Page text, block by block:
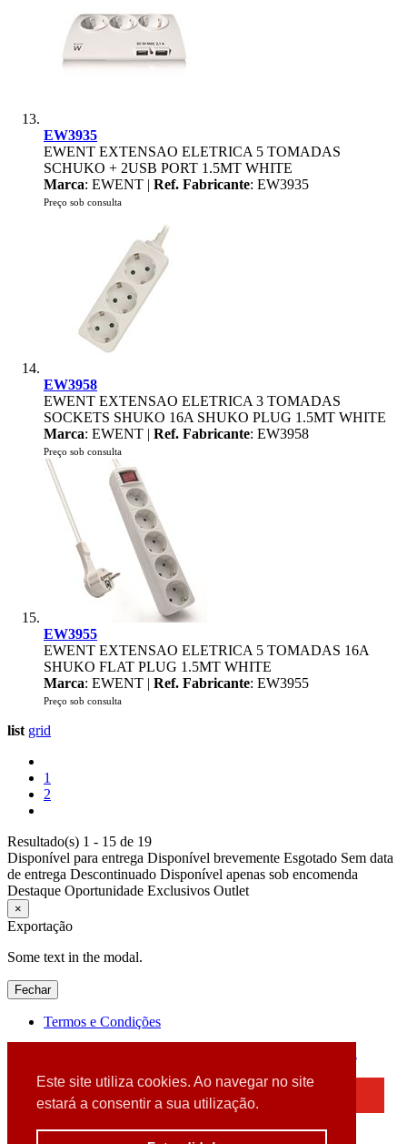
Este site utiliza cookies. Ao navegar no site
estará a consentir a sua utilização.
EW3935
EWENT EXTENSAO ELETRICA 5 TOMADAS
SCHUKO + 2USB PORT 1.5MT WHITE
Marca: EWENT | Ref. Fabricante: EW3935
Preço sob consulta
EW3958
EWENT EXTENSAO ELETRICA 3 TOMADAS
SOCKETS SHUKO 16A SHUKO PLUG 1.5MT WHITE
Marca: EWENT | Ref. Fabricante: EW3958
Preço sob consulta
EW3955
EWENT EXTENSAO ELETRICA 5 TOMADAS 16A
SHUKO FLAT PLUG 1.5MT WHITE
Marca: EWENT | Ref. Fabricante: EW3955
Preço sob consulta
list grid
1
2
Resultado(s) 1 - 15 de 19
Disponível para entrega Disponível brevemente Esgotado Sem data
de entrega Descontinuado Disponível apenas sob encomenda
Destaque Oportunidade Exclusivos Outlet
×
Exportação
Some text in the modal.
Fechar
Termos e Condições
Detectamos que está a usar um browser desatualizado
Por favor, atualize o seu browser